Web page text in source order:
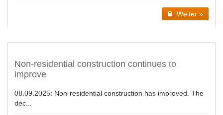
Weiter »
Non-residential construction continues to
improve
08.09.2025: Non-residential construction has improved. The
dec...